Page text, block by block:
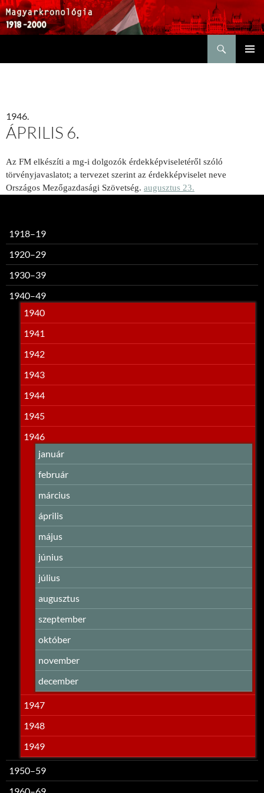
1946.
ÁPRILIS 6.
Az FM elkészíti a mg-i dolgozók érdekképviseletéről szóló
törvényjavaslatot; a tervezet szerint az érdekképviselet neve
Országos Mezőgazdasági Szövetség. augusztus 23.
1918–19
1920–29
1930–39
1940–49
1940
1941
1942
1943
1944
1945
1946
január
február
március
április
május
június
július
augusztus
szeptember
október
november
december
1947
1948
1949
1950–59